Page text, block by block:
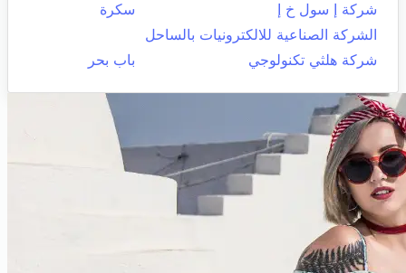
شركة إ سول خ إ
سكرة
الشركة الصناعية للالكترونيات بالساحل
شركة هلثي تكنولوجي
باب بحر